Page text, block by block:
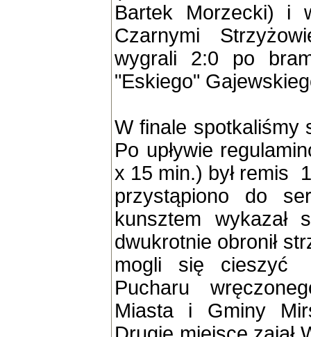
Bartek Morzecki) i
Czarnymi
wygrali 2:0 po
"Eskiego"
W finale spotkaliśmy
Po upływie
x 15 min.) był remis
przystąpiono do
kunsztem wykazał
dwukrotnie obronił
mogli się cieszyć
Pucharu
Miasta i Gminy